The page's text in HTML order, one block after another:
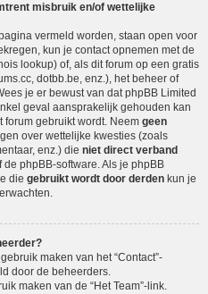
misbruik en/of wettelijke
vermeld worden, staan open voor
kun je contact opnemen met de
lookup) of, als dit forum op een gratis
dotbb.be, enz.), het beheer of
je er bewust van dat phpBB Limited
geval aansprakelijk gehouden kan
gebruikt wordt. Neem geen
over wettelijke kwesties (zoals
enz.) die niet direct verband
phpBB-software. Als je phpBB
die gebruikt wordt door derden kun je
maken van het “Contact”-
door de beheerders.
maken van de “Het Team”-link.